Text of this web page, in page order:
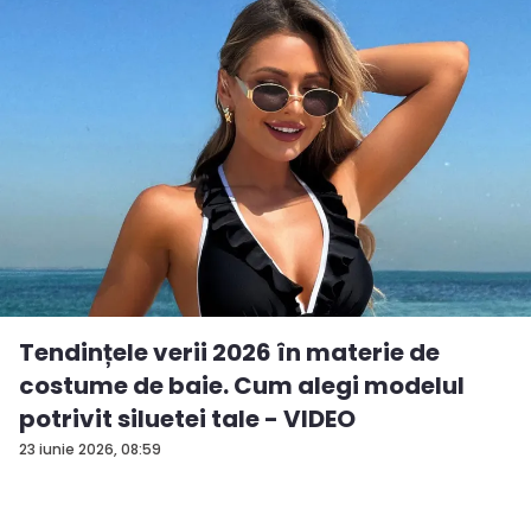
23 iunie 2026, 08:59
Tendințele verii 2026 în materie de
costume de baie. Cum alegi modelul
potrivit siluetei tale - VIDEO